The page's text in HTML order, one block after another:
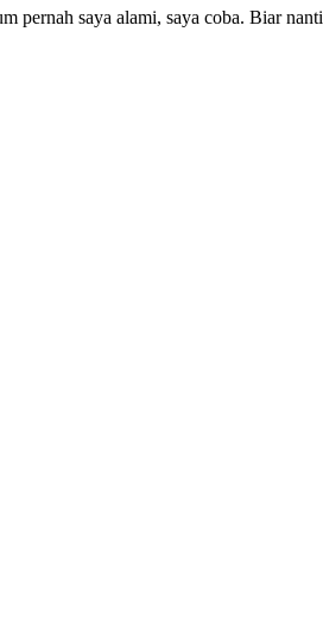
pernah saya alami, saya coba. Biar